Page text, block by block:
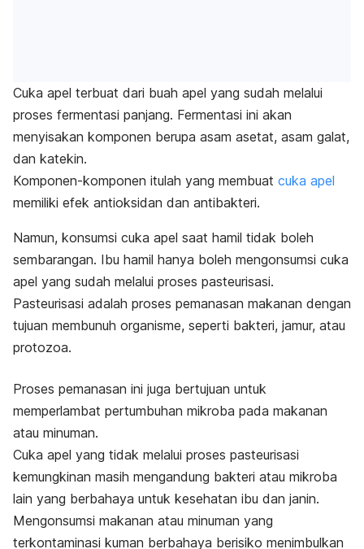
Cuka apel terbuat dari buah apel yang sudah melalui
proses fermentasi panjang. Fermentasi ini akan
menyisakan komponen berupa asam asetat, asam galat,
dan katekin.
Komponen-komponen itulah yang membuat cuka apel
memiliki efek antioksidan dan antibakteri.
Namun, konsumsi cuka apel saat hamil tidak boleh
sembarangan. Ibu hamil hanya boleh mengonsumsi cuka
apel yang sudah melalui proses pasteurisasi.
Pasteurisasi adalah proses pemanasan makanan dengan
tujuan membunuh organisme, seperti bakteri, jamur, atau
protozoa.
Proses pemanasan ini juga bertujuan untuk
memperlambat pertumbuhan mikroba pada makanan
atau minuman.
Cuka apel yang tidak melalui proses pasteurisasi
kemungkinan masih mengandung bakteri atau mikroba
lain yang berbahaya untuk kesehatan ibu dan janin.
Mengonsumsi makanan atau minuman yang
terkontaminasi kuman berbahaya berisiko menimbulkan